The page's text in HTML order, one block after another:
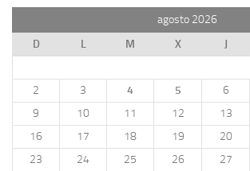
agosto 2026
D
L M X J
2
3 4 5 6
9
10 11 12 13
16
17 18 19 20
23
24 25 26 27